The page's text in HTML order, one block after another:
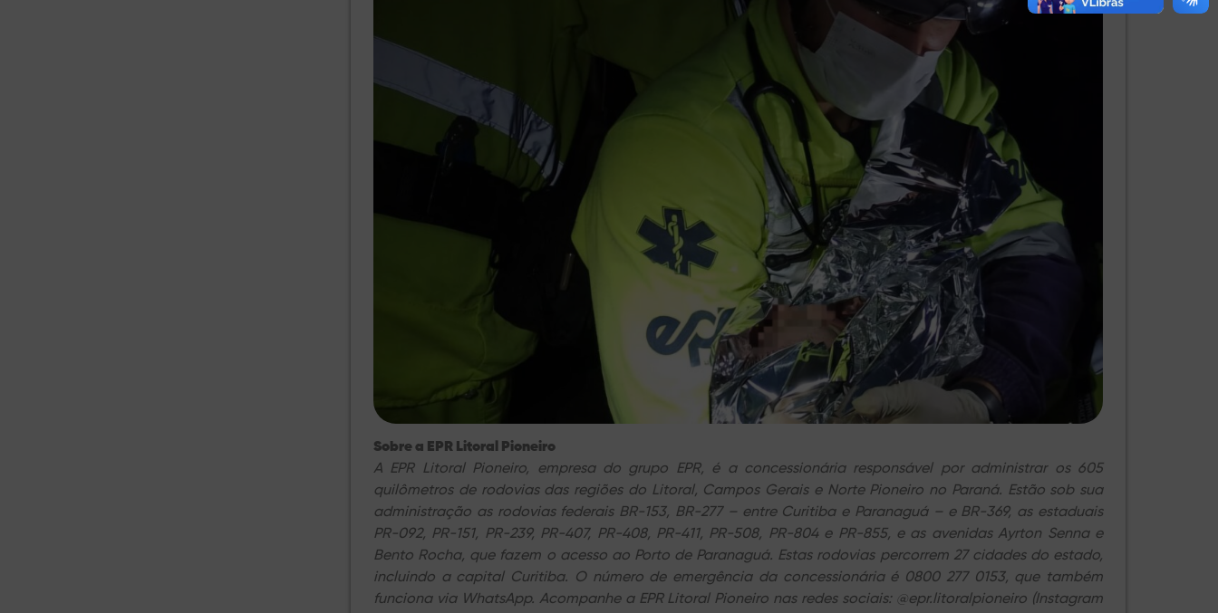
Sobre a EPR Litoral Pioneiro
A EPR Litoral Pioneiro, empresa do grupo EPR, é a concessionária responsável por administrar os 605
quilômetros de rodovias das regiões do Litoral, Campos Gerais e Norte Pioneiro no Paraná. Estão sob sua
administração as rodovias federais BR-153, BR-277 – entre Curitiba e Paranaguá – e BR-369, as estaduais
PR-092, PR-151, PR-239, PR-407, PR-408, PR-411, PR-508, PR-804 e PR-855, e as avenidas Ayrton Senna e
Bento Rocha, que fazem o acesso ao Porto de Paranaguá. Estas rodovias percorrem 27 cidades do estado,
incluindo a capital Curitiba. O número de emergência da concessionária é 0800 277 0153, que também
funciona via WhatsApp. Acompanhe a EPR Litoral Pioneiro nas redes sociais: @epr.litoralpioneiro (Instagram